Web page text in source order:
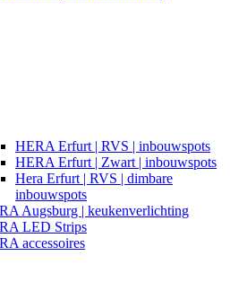
HERA Erfurt | RVS | inbouwspots
HERA Erfurt | Zwart | inbouwspots
Hera Erfurt | RVS | dimbare
inbouwspots
Augsburg | keukenverlichting
LED Strips
accessoires